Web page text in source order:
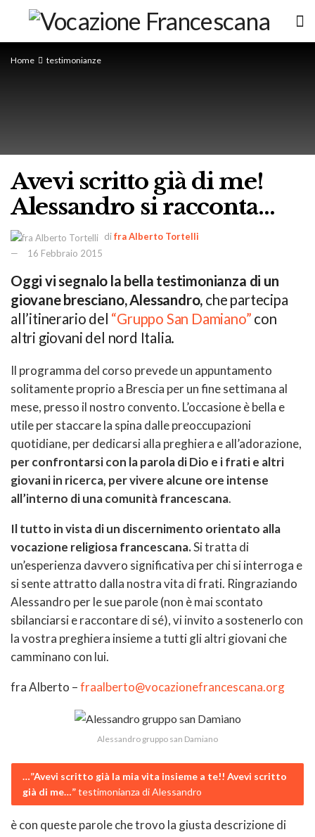
Home testimonianze
Avevi scritto già di me!
Alessandro si racconta…
difra Alberto Tortelli
16 Febbraio 2015
Oggi vi segnalo la bella testimonianza di un
giovane bresciano, Alessandro, che partecipa
all’itinerario del “Gruppo San Damiano” con
altri giovani del nord Italia.
Il programma del corso prevede un appuntamento
solitamente proprio a Brescia per un fine settimana al
mese, presso il nostro convento. L’occasione è bella e
utile per staccare la spina dalle preoccupazioni
quotidiane, per dedicarsi alla preghiera e all’adorazione,
per confrontarsi con la parola di Dio e i frati e altri
giovani in ricerca, per vivere alcune ore intense
all’interno di una comunità francescana.
Il tutto in vista di un discernimento orientato alla
vocazione religiosa francescana.Si tratta di
un’esperienza davvero significativa per chi si interroga e
si sente attratto dalla nostra vita di frati. Ringraziando
Alessandro per le sue parole (non è mai scontato
sbilanciarsi e raccontare di sé), vi invito a sostenerlo con
la vostra preghiera insieme a tutti gli altri giovani che
camminano con lui.
fra Alberto –fraalberto@vocazionefrancescana.org
Alessandro gruppo san Damiano
…”Avevi scritto già la mia vita insieme a te!! Avevi scritto
già di me…”testimonianza di Alessandro
è con queste parole che trovo la giusta descrizione di